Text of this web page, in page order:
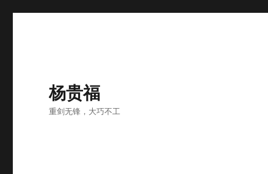
杨贵福
重剑无锋，大巧不工